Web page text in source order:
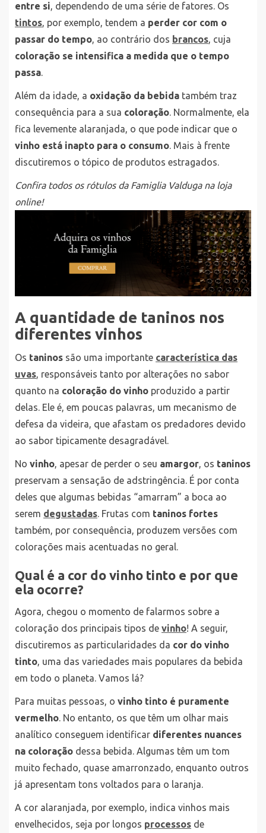
entre si, dependendo de uma série de fatores. Os
tintos, por exemplo, tendem a perder cor com o
passar do tempo, ao contrário dos brancos, cuja
coloração se intensifica a medida que o tempo
passa.
Além da idade, a oxidação da bebida também traz
consequência para a sua coloração. Normalmente, ela
fica levemente alaranjada, o que pode indicar que o
vinho está inapto para o consumo. Mais à frente
discutiremos o tópico de produtos estragados.
Confira todos os rótulos da Famiglia Valduga na loja
online!
A quantidade de taninos nos
diferentes vinhos
Os taninos são uma importante característica das
uvas , responsáveis tanto por alterações no sabor
quanto na coloração do vinho produzido a partir
delas. Ele é, em poucas palavras, um mecanismo de
defesa da videira, que afastam os predadores devido
ao sabor tipicamente desagradável.
No vinho , apesar de perder o seu amargor , os taninos
preservam a sensação de adstringência. É por conta
deles que algumas bebidas “amarram” a boca ao
serem degustadas . Frutas com taninos fortes
também, por consequência, produzem versões com
colorações mais acentuadas no geral.
Qual é a cor do vinho tinto e por que
ela ocorre?
Agora, chegou o momento de falarmos sobre a
coloração dos principais tipos de vinho! A seguir,
discutiremos as particularidades da cor do vinho
tinto , uma das variedades mais populares da bebida
em todo o planeta. Vamos lá?
Para muitas pessoas, o vinho tinto é puramente
vermelho . No entanto, os que têm um olhar mais
analítico conseguem identificar diferentes nuances
na coloração dessa bebida. Algumas têm um tom
muito fechado, quase amarronzado, enquanto outros
já apresentam tons voltados para o laranja.
A cor alaranjada, por exemplo, indica vinhos mais
envelhecidos, seja por longos processos de